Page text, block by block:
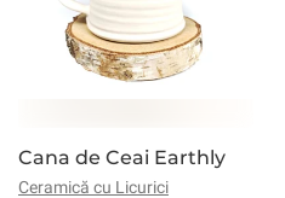
Cana de Ceai Earthly
Ceramică cu Licurici